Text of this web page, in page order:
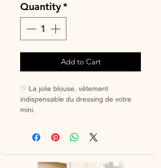
Quantity*
Add to Cart
♡ La jolie blouse, vêtement
indispensable du dressing de votre
mini.
tout en douceur.